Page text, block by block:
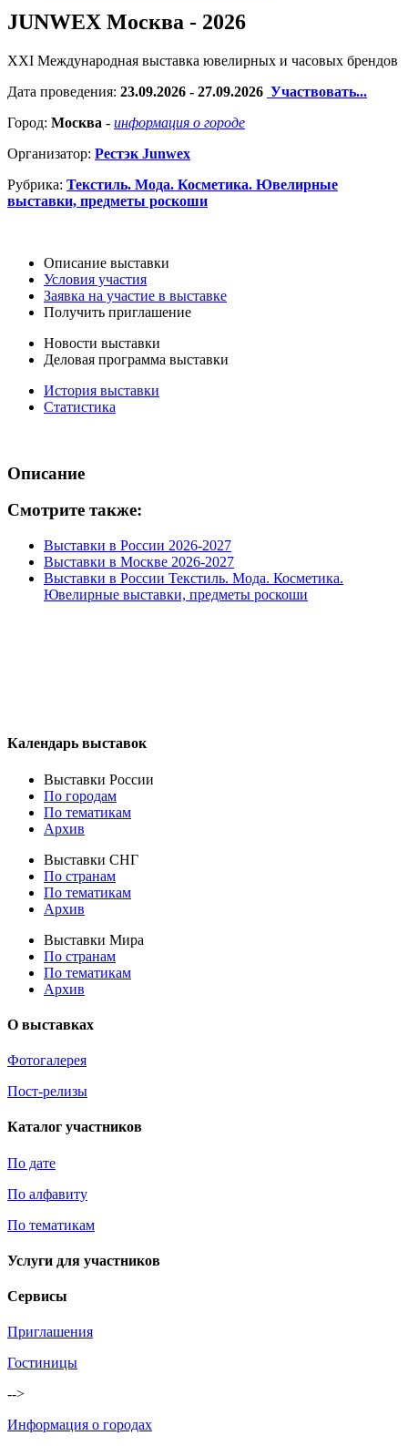
JUNWEX Москва - 2026
XXI Международная выставка ювелирных и часовых брендов
Дата проведения: 23.09.2026 - 27.09.2026 Участвовать...
Город: Москва - информация о городе
Организатор: Рестэк Junwex
Рубрика: Текстиль. Мода. Косметика. Ювелирные
выставки, предметы роскоши
Описание выставки
Условия участия
Заявка на участие в выставке
Получить приглашение
Новости выставки
Деловая программа выставки
История выставки
Статистика
Описание
Смотрите также:
Выставки в России 2026-2027
Выставки в Москве 2026-2027
Выставки в России Текстиль. Мода. Косметика.
Ювелирные выставки, предметы роскоши
Календарь выставок
Выставки России
По городам
По тематикам
Архив
Выставки СНГ
По странам
По тематикам
Архив
Выставки Мира
По странам
По тематикам
Архив
О выставках
Фотогалерея
Пост-релизы
Каталог участников
По дате
По алфавиту
По тематикам
Услуги для участников
Сервисы
Приглашения
Гостиницы
-->
Информация о городах